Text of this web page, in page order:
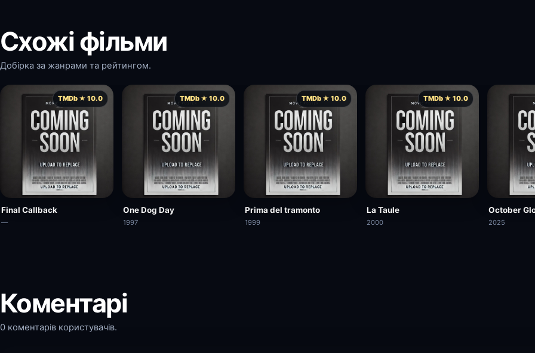
Схожі фільми
Добірка за жанрами та рейтингом.
TMDb ★ 10.0
Final Callback
—
TMDb ★ 10.0
One Dog Day
1997
TMDb ★ 10.0
Prima del tramonto
1999
TMDb ★ 10.0
La Taule
2000
October
2025
Коментарі
0 коментарів користувачів.